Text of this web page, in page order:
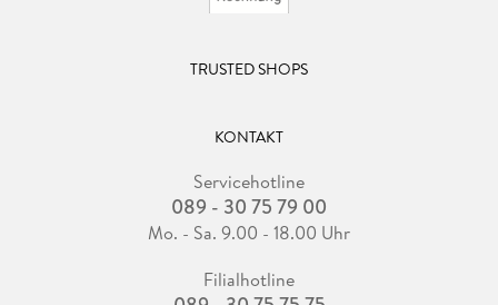
TRUSTED SHOPS
KONTAKT
Servicehotline
089 - 30 75 79 00
Mo. - Sa. 9.00 - 18.00 Uhr
Filialhotline